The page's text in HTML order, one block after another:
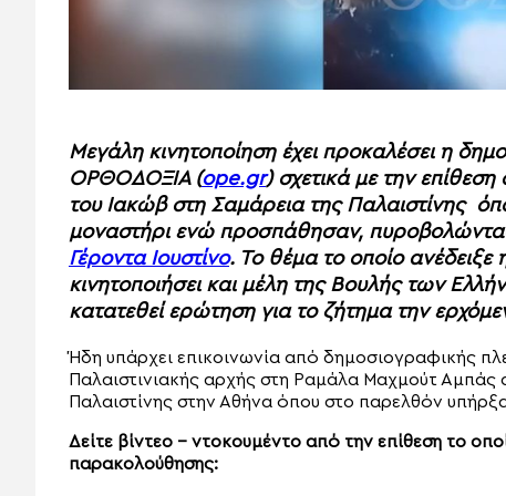
Μεγάλη κινητοποίηση έχει προκαλέσει η
ΟΡΘΟΔΟΞΙΑ (ope.gr) σχετικά με την
του Ιακώβ στη Σαμάρεια της Παλαιστίνης
μοναστήρι ενώ προσπάθησαν,
Γέροντα Ιουστίνο. Το θέμα το οποίο
κινητοποιήσει και μέλη της Βουλής των
κατατεθεί ερώτηση για το ζήτημα την
Ήδη υπάρχει επικοινωνία από δημοσιογραφικής
Παλαιστινιακής αρχής στη Ραμάλα Μαχμούτ Αμπάς
Παλαιστίνης στην Αθήνα όπου στο παρελθόν
Δείτε βίντεο – ντοκουμέντο από την επίθεση το
παρακολούθησης: